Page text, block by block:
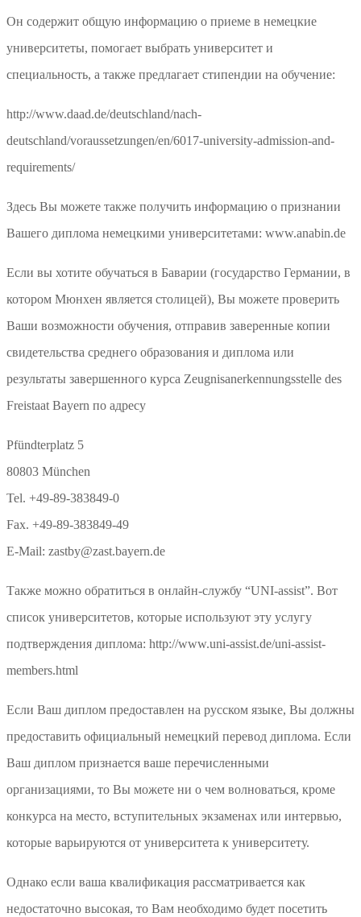
Он содержит общую информацию о приеме в немецкие
университеты, помогает выбрать университет и
специальность, а также предлагает стипендии на обучение:
http://www.daad.de/deutschland/nach-
deutschland/voraussetzungen/en/6017-university-admission-and-
requirements/
Здесь Вы можете также получить информацию о признании
Вашего диплома немецкими университетами: www.anabin.de
Если вы хотите обучаться в Баварии (государство Германии, в
котором Мюнхен является столицей), Вы можете проверить
Ваши возможности обучения, отправив заверенные копии
свидетельства среднего образования и диплома или
результаты завершенного курса Zeugnisanerkennungsstelle des
Freistaat Bayern по адресу
Pfündterplatz 5
80803 München
Tel. +49-89-383849-0
Fax. +49-89-383849-49
E-Mail: zastby@zast.bayern.de
Также можно обратиться в онлайн-службу “UNI-assist”. Вот
список университетов, которые используют эту услугу
подтверждения диплома: http://www.uni-assist.de/uni-assist-
members.html
Если Ваш диплом предоставлен на русском языке, Вы должны
предоставить официальный немецкий перевод диплома. Если
Ваш диплом признается ваше перечисленными
организациями, то Вы можете ни о чем волноваться, кроме
конкурса на место, вступительных экзаменах или интервью,
которые варьируются от университета к университету.
Однако если ваша квалификация рассматривается как
недостаточно высокая, то Вам необходимо будет посетить